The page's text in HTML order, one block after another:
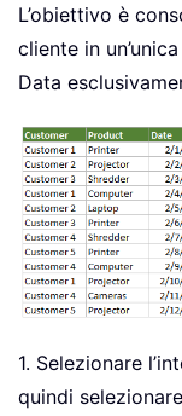
L’obiettivo è
cliente in
Data
1. Selezionare
quindi selezionare